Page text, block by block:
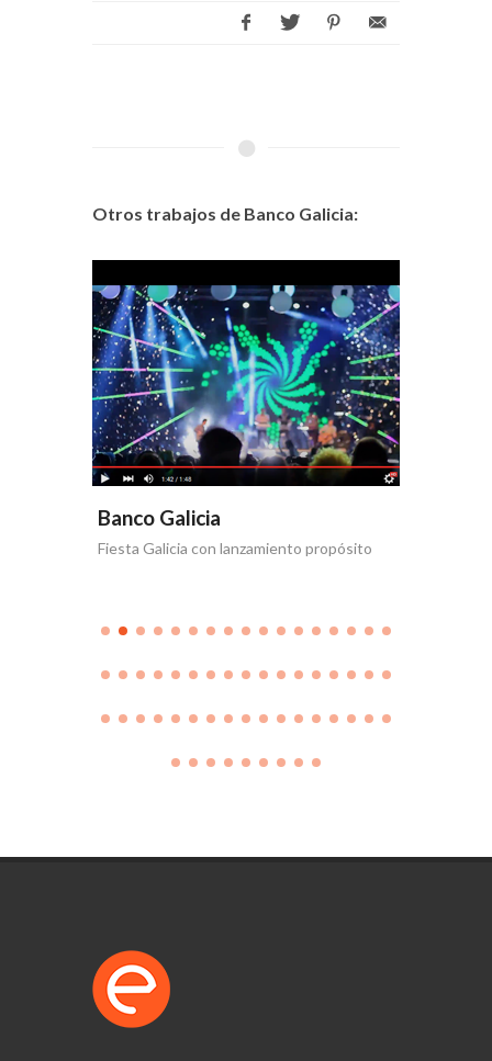
Otros trabajos de Banco Galicia:
Banco Galicia
Fiesta Galicia con lanzamiento propósito